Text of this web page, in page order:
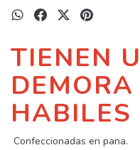
TIENEN
HABILES
Confeccionadas en pana.